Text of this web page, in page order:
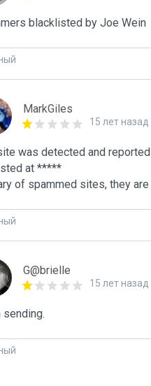
blacklisted by Joe Wein
MarkGiles
15 лет назад
was detected and
at *****
of spammed sites, they
G@brielle
15 лет назад
sending.